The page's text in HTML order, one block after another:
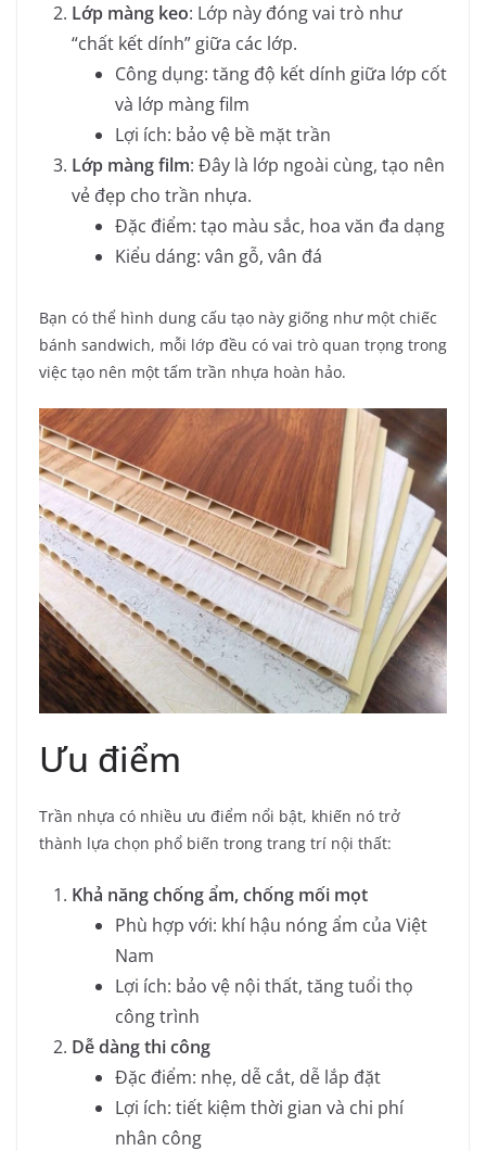
Lớp màng keo: Lớp này đóng vai trò như
“chất kết dính” giữa các lớp.
Công dụng: tăng độ kết dính giữa lớp cốt
và lớp màng film
Lợi ích: bảo vệ bề mặt trần
Lớp màng film: Đây là lớp ngoài cùng, tạo nên
vẻ đẹp cho trần nhựa.
Đặc điểm: tạo màu sắc, hoa văn đa dạng
Kiểu dáng: vân gỗ, vân đá
Bạn có thể hình dung cấu tạo này giống như một chiếc
bánh sandwich, mỗi lớp đều có vai trò quan trọng trong
việc tạo nên một tấm trần nhựa hoàn hảo.
Ưu điểm
Trần nhựa có nhiều ưu điểm nổi bật, khiến nó trở
thành lựa chọn phổ biến trong trang trí nội thất:
Khả năng chống ẩm, chống mối mọt
Phù hợp với: khí hậu nóng ẩm của Việt
Nam
Lợi ích: bảo vệ nội thất, tăng tuổi thọ
công trình
Dễ dàng thi công
Đặc điểm: nhẹ, dễ cắt, dễ lắp đặt
Lợi ích: tiết kiệm thời gian và chi phí
nhân công